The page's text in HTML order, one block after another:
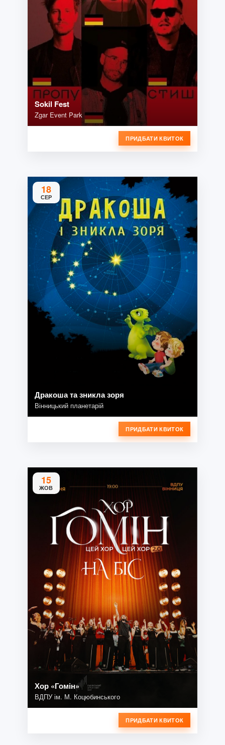
Sokil Fest
Zgar Event Park
ПРИДБАТИ КВИТОК
18
СЕР
Дракоша та зникла зоря
Вінницький планетарій
ПРИДБАТИ КВИТОК
15
ЖОВ
Хор «Гомін»
ВДПУ ім. М. Коцюбинського
ПРИДБАТИ КВИТОК